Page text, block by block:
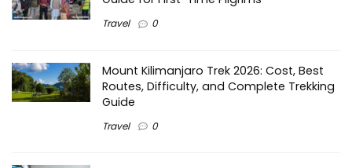
Travel 0
Mount Kilimanjaro Trek 2026: Cost, Best
Routes, Difficulty, and Complete Trekking
Guide
Travel 0